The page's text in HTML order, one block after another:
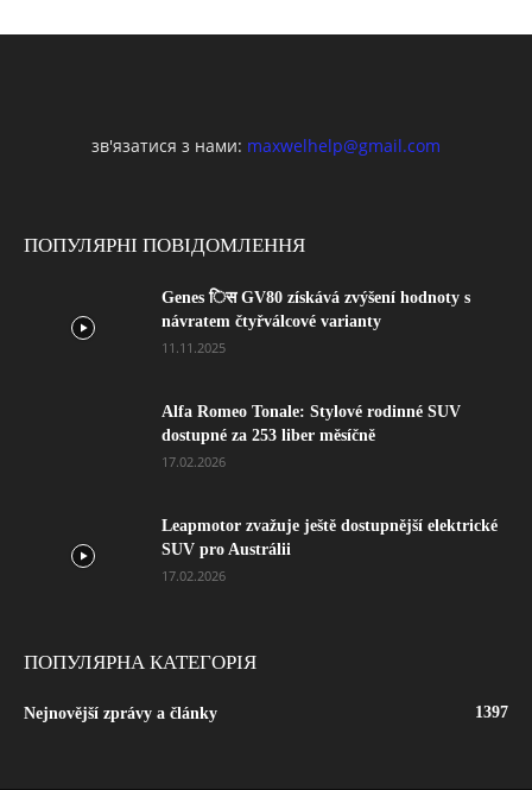
зв'язатися з нами: maxwelhelp@gmail.com
ПОПУЛЯРНІ ПОВІДОМЛЕННЯ
Genes िस GV80 získává zvýšení hodnoty s
návratem čtyřválcové varianty
11.11.2025
Alfa Romeo Tonale: Stylové rodinné SUV
dostupné za 253 liber měsíčně
17.02.2026
Leapmotor zvažuje ještě dostupnější elektrické
SUV pro Austrálii
17.02.2026
ПОПУЛЯРНА КАТЕГОРІЯ
Nejnovější zprávy a články 1397